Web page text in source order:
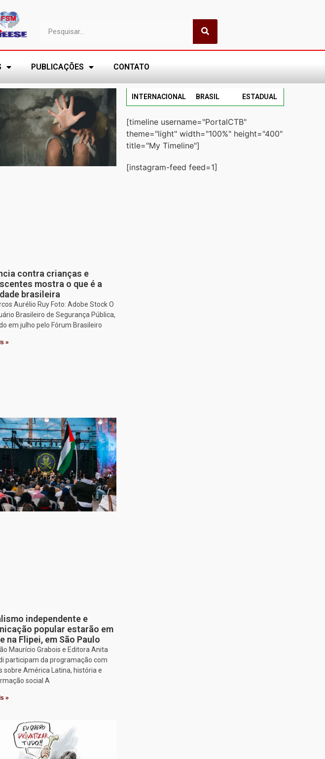
PUBLICAÇÕES CONTATO
contra crianças e
mostra o que é a
brasileira
Aurélio Ruy Foto: Adobe Stock O
Brasileiro de Segurança Pública,
em julho pelo Fórum Brasileiro
»
independente e
popular estarão em
na Flipei, em São Paulo
Maurício Grabois e Editora Anita
participam da programação com
sobre América Latina, história e
social A
»
INTERNACIONAL BRASIL ESTADUAL
[timeline username="PortalCTB"
theme="light" width="100%" height="400"
title="My Timeline"]
[instagram-feed feed=1]